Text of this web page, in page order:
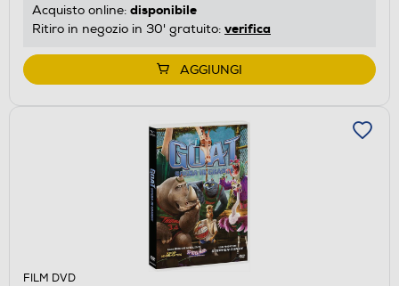
Acquisto online: disponibile
Ritiro in negozio in 30' gratuito: verifica
AGGIUNGI
FILM DVD